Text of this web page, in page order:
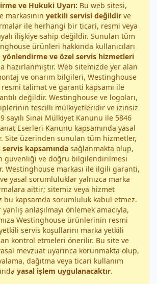
ve Hukuki Uyarı: Bu web sitesi,
markasının yetkili servisi değildir ve
ile herhangi bir ticari, resmi veya
ilişkiye sahip değildir. Sunulan tüm
ürünleri hakkında kullanıcıları
ve özel servis hizmetleri
hazırlanmıştır. Web sitemizde yer alan
ve onarım bilgileri, Westinghouse
resmi talimat ve garanti kapsamı ile
değildir. Westinghouse ve logoları,
tescilli mülkiyetleridir ve izinsiz
sayılı Sınai Mülkiyet Kanunu ile 5846
Eserleri Kanunu kapsamında yasal
Site üzerinden sunulan tüm hizmetler,
servis kapsamındasağlanmakta olup,
güvenliği ve doğru bilgilendirilmesi
Westinghouse markası ile ilgili garanti,
yasal sorumluluklar yalnızca marka
aittir; sitemiz veya hizmet
bu kapsamda sorumluluk kabul etmez.
anlaşılmayı önlemek amacıyla,
Westinghouse ürünlerinin resmi
servis koşullarını marka yetkili
kontrol etmeleri önerilir. Bu site ve
mevzuat uyarınca korunmakta olup,
dağıtma veya ticari kullanım
yasal işlem uygulanacaktır.